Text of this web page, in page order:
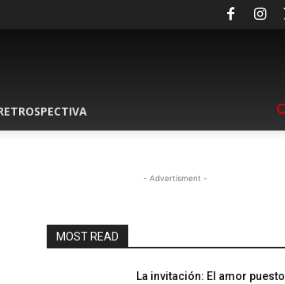
- Advertisment -
MOST READ
La invitación: El amor puesto